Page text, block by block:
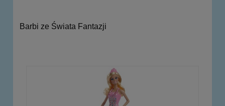
Barbi ze Świata Fantazji